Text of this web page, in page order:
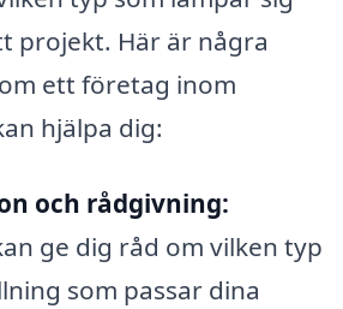
projekt. Här är några
ett företag inom
hjälpa dig:
och rådgivning:
ge dig råd om vilken typ
som passar dina